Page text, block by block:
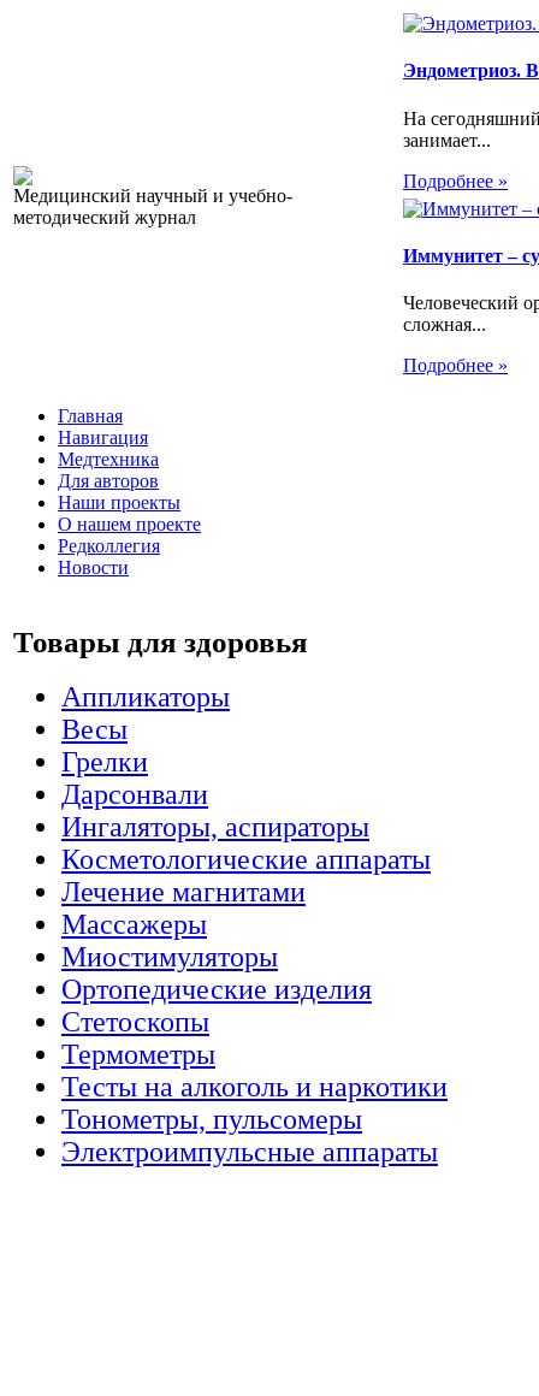
Медицинский научный и учебно-
методический журнал
Эндометриоз.
На
занимает...
Подробнее »
Иммунитет –
Человеческий
сложная...
Подробнее »
Главная
Навигация
Медтехника
Для авторов
Наши проекты
О нашем проекте
Редколлегия
Новости
Товары для здоровья
Аппликаторы
Весы
Грелки
Дарсонвали
Ингаляторы, аспираторы
Косметологические аппараты
Лечение магнитами
Массажеры
Миостимуляторы
Ортопедические изделия
Стетоскопы
Термометры
Тесты на алкоголь и наркотики
Тонометры, пульсомеры
Электроимпульсные аппараты